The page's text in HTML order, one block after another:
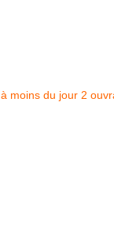
moins du jour 2